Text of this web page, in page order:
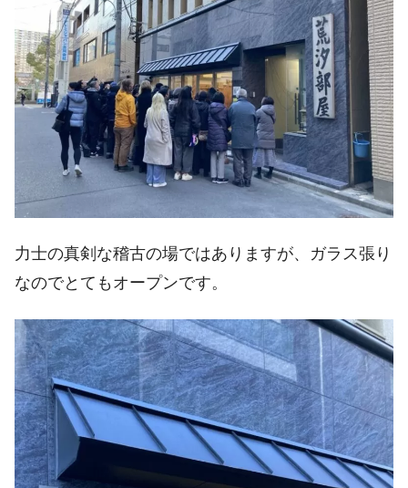
力士の真剣な稽古の場ではありますが、ガラス張り
なのでとてもオープンです。